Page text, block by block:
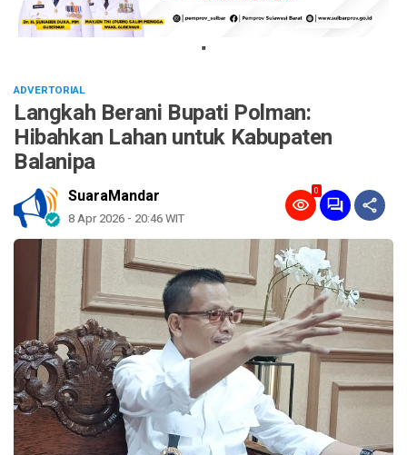
"
ADVERTORIAL
Langkah Berani Bupati Polman:
Hibahkan Lahan untuk Kabupaten
Balanipa
SuaraMandar
8 Apr 2026 - 20:46 WIT
0